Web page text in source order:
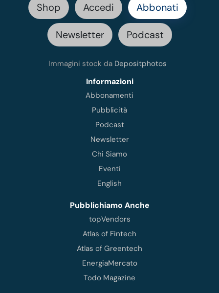
Shop Accedi Abbonati
Newsletter Podcast
Immagini stock da Depositphotos
Informazioni
Abbonamenti
Pubblicità
Podcast
Newsletter
Chi Siamo
Eventi
English
Pubblichiamo Anche
topVendors
Atlas of Fintech
Atlas of Greentech
EnergiaMercato
Todo Magazine